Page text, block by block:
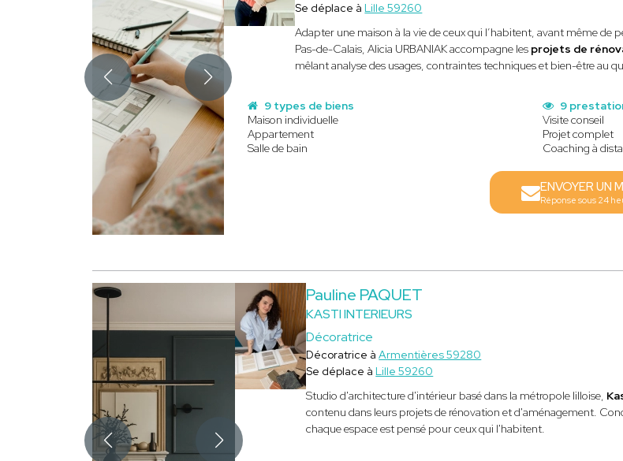
Se déplace à Lille 59260
Adapter une maison à la vie de ceux qui l’habitent, avant même de
Pas-de-Calais, Alicia URBANIAK accompagne les projets de
mêlant analyse des usages, contraintes techniques et bien-être au
9 types de biens
Maison individuelle
Appartement
Salle de bain
9
Visite conseil
Projet complet
Coaching à
ENVOYER UN
Réponse sous 24
Pauline PAQUET
KASTI INTERIEURS
Décoratrice
Décoratrice àArmentières 59280
Se déplace à Lille 59260
Studio d'architecture d'intérieur basé dans la métropole lilloise,
contenu dans leurs projets de rénovation et d'aménagement.
chaque espace est pensé pour ceux qui l'habitent.